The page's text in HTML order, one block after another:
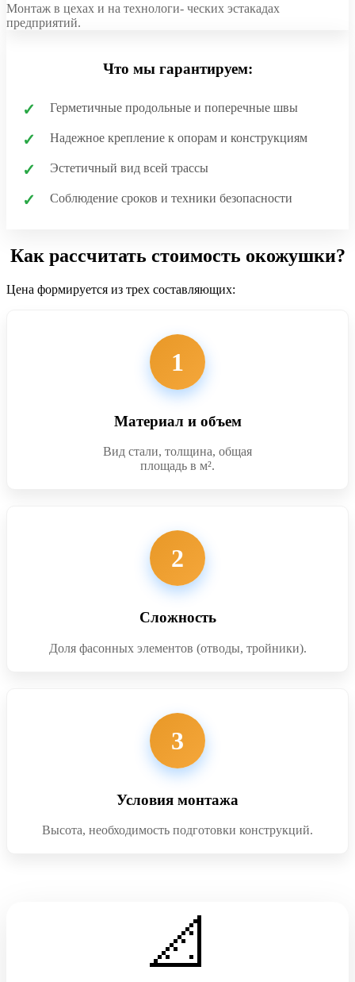
Монтаж в цехах и на технологи- ческих эстакадах
предприятий.
Что мы гарантируем:
Герметичные продольные и поперечные швы
Надежное крепление к опорам и конструкциям
Эстетичный вид всей трассы
Соблюдение сроков и техники безопасности
Как рассчитать стоимость окожушки?
Цена формируется из трех составляющих:
1
Материал и объем
Вид стали, толщина, общая
площадь в м².
2
Сложность
Доля фасонных элементов (отводы, тройники).
3
Условия монтажа
Высота, необходимость подготовки конструкций.
📐